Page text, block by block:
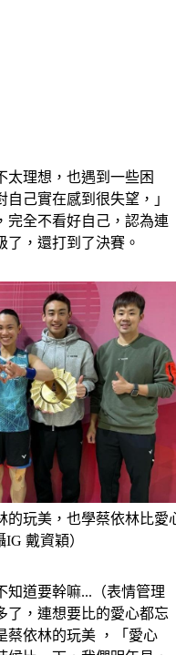
己實在感到很失望，」
全不看好自己，認為連
了，還打到了決賽。
的玩美，也學蔡依林比愛
IG 戴資穎）
了，連想要比的愛心都忘
蔡依林的玩美 ，「愛心
比一下，我們明年見，